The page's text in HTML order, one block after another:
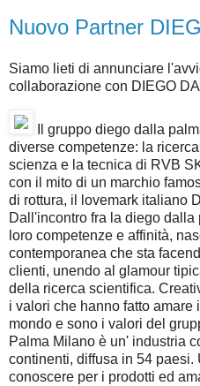
Nuovo Partner
Siamo lieti di annunciare
collaborazione con DIEGO
Il gruppo diego dalla
diverse competenze: la
scienza e la tecnica di RVB
con il mito di un marchio
di rottura, il lovemark italiano
Dall'incontro fra la diego
loro competenze e affinità,
contemporanea che sta
clienti, unendo al glamour
della ricerca scientifica.
i valori che hanno fatto amare
mondo e sono i valori del
Palma Milano è un' industria
continenti, diffusa in 54 paesi.
conoscere per i prodotti ed